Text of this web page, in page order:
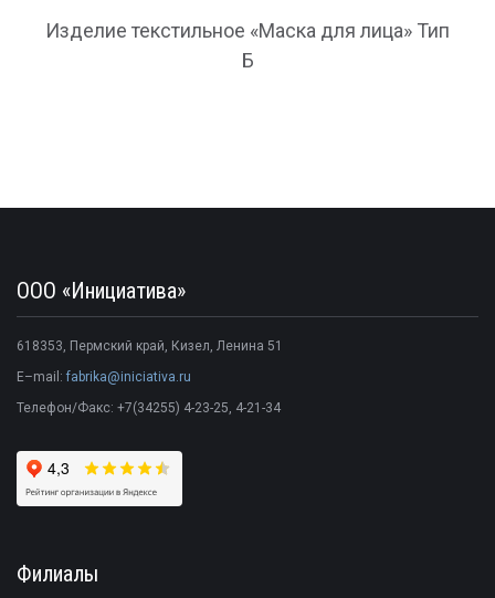
Изделие текстильное «Маска для лица» Тип
Б
ООО «Инициатива»
618353 Пермский край Кизел Ленина 51
E–mail: fabrika@iniciativa.ru
Телефон/Факс: +7(34255) 4-23-25 , 4-21-34
Филиалы